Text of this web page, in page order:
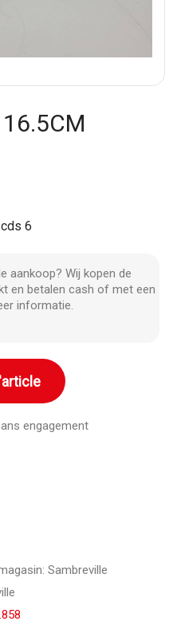
6
aankoop? Wij kopen de
en betalen cash of met een
informatie.
engagement
Sambreville